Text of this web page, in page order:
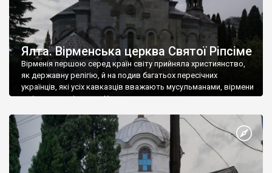
Ялта. Вірменська церква Святої Ріпсіме
Вірменія першою серед країн світу прийняла християнство,
як державну релігію, й на подив багатьох пересічних
українців, які усіх кавказців вважають мусульманами, вірмени
є відданими вірянами Христа